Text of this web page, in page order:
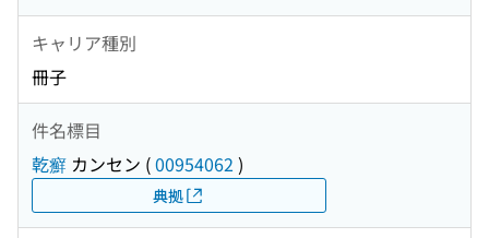
キャリア種別
冊子
件名標目
乾癬 カンセン (00954062 )
典拠